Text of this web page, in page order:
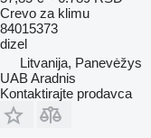
Crevo za klimu
84015373
dizel
Litvanija, Panevėžys
UAB Aradnis
Kontaktirajte prodavca